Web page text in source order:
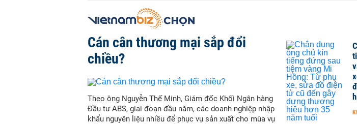
Cán cân thương mại sắp đổi
chiều?
Theo ông Nguyễn Thế Minh, Giám đốc Khối Ngân hàng
Đầu tư ABS, giai đoạn đầu năm, các doanh nghiệp nhập
khẩu nguyên liệu nhiều để phục vụ sản xuất cho mùa vụ